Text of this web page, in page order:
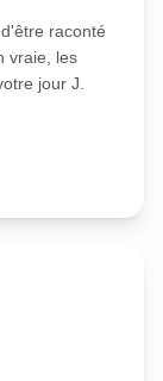
raconté
vraie, les
jour J.